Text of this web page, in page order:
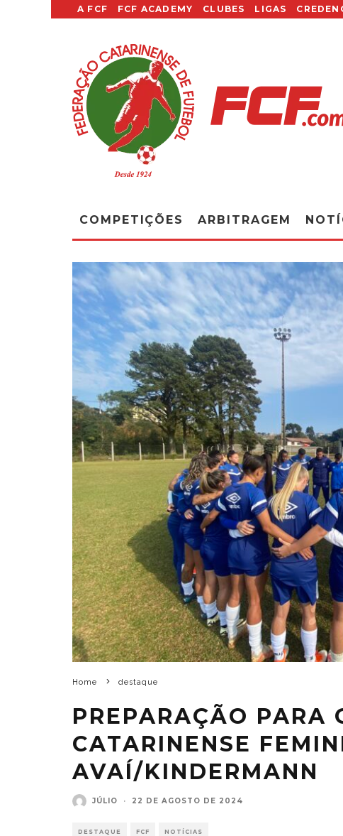
A FCF FCF ACADEMY CLUBES LIGAS
COMPETIÇÕES ARBITRAGEM
Home destaque
PREPARAÇÃO PARA
CATARINENSE
AVAÍ/KINDERMANN
JÚLIO · 22 DE AGOSTO DE 2024
DESTAQUE FCF NOTÍCIAS